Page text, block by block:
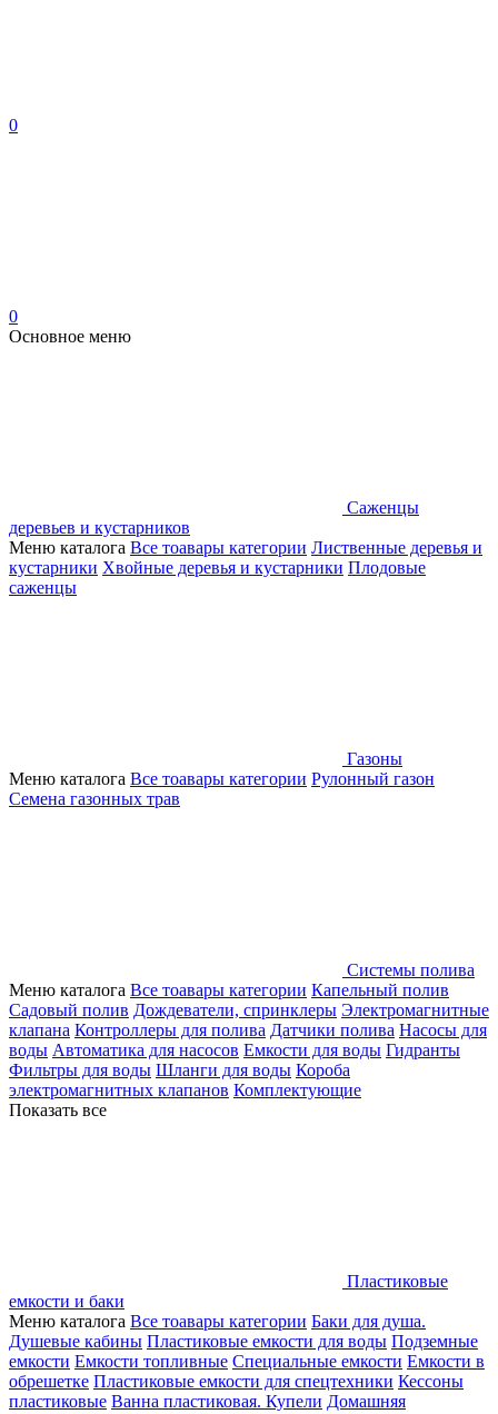
0
0
Основное меню
Саженцы
деревьев и кустарников
Меню каталога Все тоавары категории Лиственные деревья и
кустарники Хвойные деревья и кустарники Плодовые
саженцы
Газоны
Меню каталога Все тоавары категории Рулонный газон
Семена газонных трав
Системы полива
Меню каталога Все тоавары категории Капельный полив
Садовый полив Дождеватели, спринклеры Электромагнитные
клапана Контроллеры для полива Датчики полива Насосы для
воды Автоматика для насосов Емкости для воды Гидранты
Фильтры для воды Шланги для воды Короба
электромагнитных клапанов Комплектующие
Показать все
Пластиковые
емкости и баки
Меню каталога Все тоавары категории Баки для душа.
Душевые кабины Пластиковые емкости для воды Подземные
емкости Емкости топливные Специальные емкости Емкости в
обрешетке Пластиковые емкости для спецтехники Кессоны
пластиковые Ванна пластиковая. Купели Домашняя